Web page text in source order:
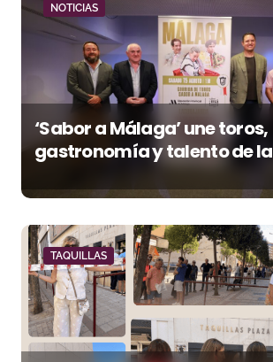
NOTICIAS
‘Sabor a Málaga’ une toros,
gastronomía y talento de la
tierra en La Malagueta
TAQUILLAS